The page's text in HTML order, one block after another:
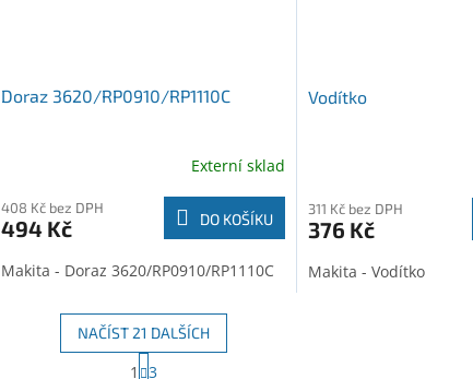
Doraz 3620/RP0910/RP1110C
Externí sklad
408 Kč bez DPH
494 Kč DO KOŠÍKU
Makita - Doraz 3620/RP0910/RP1110C
Vodítko
311 Kč bez DPH
376 Kč
Makita - Vodítko
NAČÍST 21 DALŠÍCH
S
1 3